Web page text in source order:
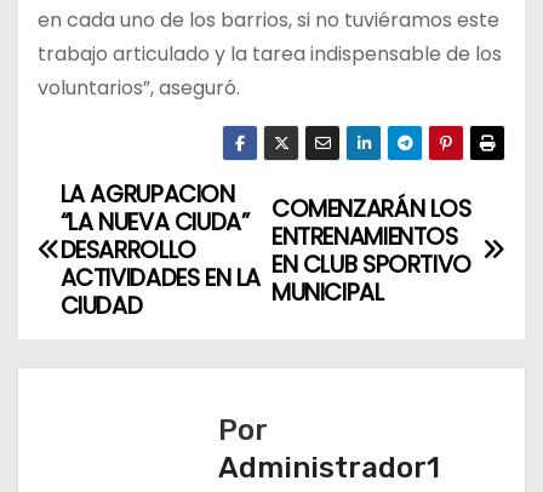
en cada uno de los barrios, si no tuviéramos este
trabajo articulado y la tarea indispensable de los
voluntarios”, aseguró.
N
a
e
COMENZARÁN LOS
ENTRENAMIENTOS
EN CLUB SPORTIVO
MUNICIPAL
LA AGRUPACION
“LA NUEVA CIUDA”
DESARROLLO
ACTIVIDADES EN LA
CIUDAD
Por
Administrador1